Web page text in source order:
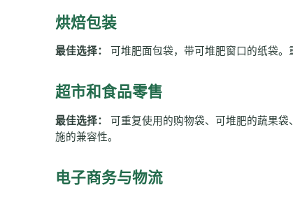
烘焙包装
最佳选择： 可堆肥面包袋，带可堆肥窗口的纸袋。
超市和食品零售
最佳选择：
可重复使用的购物袋、可堆肥的蔬果
施的兼容性。
电子商务与物流